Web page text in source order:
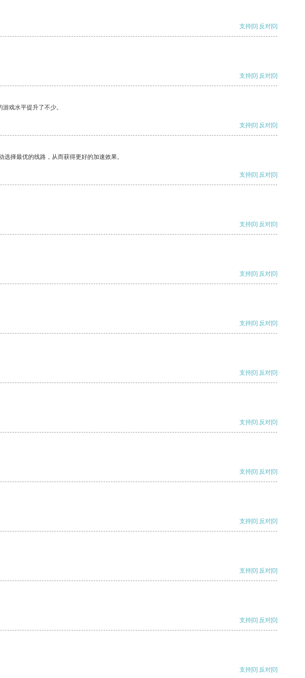
支持[0] 反对[0]
支持[0] 反对[0]
戏水平提升了不少。
支持[0] 反对[0]
择最优的线路，从而获得更好的加速效果。
支持[0] 反对[0]
支持[0] 反对[0]
支持[0] 反对[0]
支持[0] 反对[0]
支持[0] 反对[0]
支持[0] 反对[0]
支持[0] 反对[0]
支持[0] 反对[0]
支持[0] 反对[0]
支持[0] 反对[0]
支持[0] 反对[0]